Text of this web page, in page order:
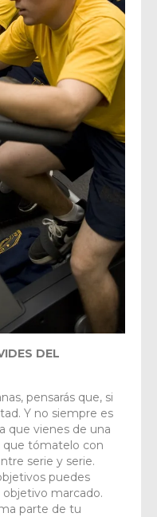
DEL
pensarás que, si
Y no siempre es
que vienes de una
que tómatelo con
serie y serie.
puedes
marcado.
parte de tu